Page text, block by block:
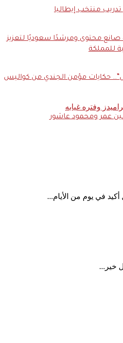
منتخب إيطاليا
مؤمن الجندي يؤهل 45 صانع محتوى ومرشدًا سعوديًا لتعزيز
للمملكة
حكايات مؤمن الجندي من كواليس
عمر ومحمود عاشور
في يوم من الأيام...
خير...